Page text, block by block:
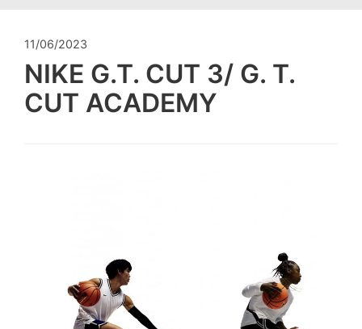
11/06/2023
NIKE G.T. CUT 3/ G. T.
CUT ACADEMY